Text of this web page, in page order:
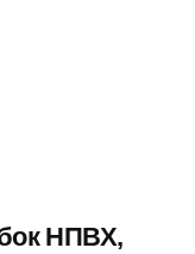
НПВХ,